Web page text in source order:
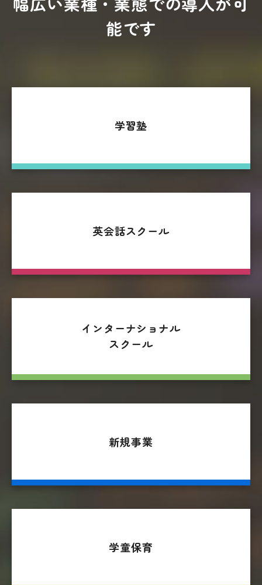
能です
学習塾
英会話スクール
インターナショナル
スクール
新規事業
学童保育